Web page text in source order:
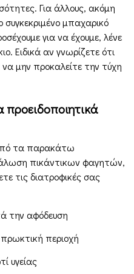
Για άλλους, ακόμη
μπαχαρικό
για να έχουμε, λένε
Ειδικά αν γνωρίζετε ότι
μην προκαλείτε την τύχη
τα παρακάτω
πικάντικων φαγητών,
τις διατροφικές σας
την αφόδευση
περιοχή
υγείας